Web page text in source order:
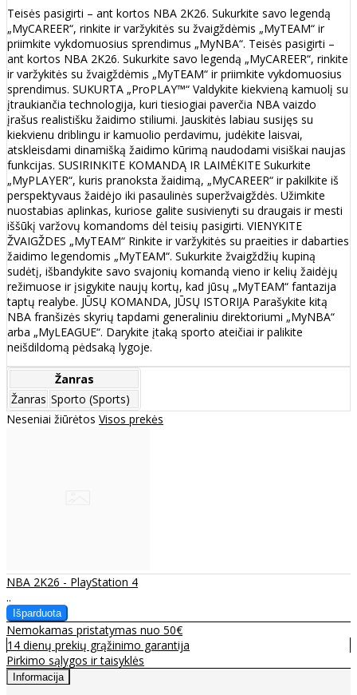
Teisės pasigirti – ant kortos NBA 2K26. Sukurkite savo legendą
„MyCAREER“, rinkite ir varžykitės su žvaigždėmis „MyTEAM“ ir
priimkite vykdomuosius sprendimus „MyNBA“. Teisės pasigirti –
ant kortos NBA 2K26. Sukurkite savo legendą „MyCAREER“, rinkite
ir varžykitės su žvaigždėmis „MyTEAM“ ir priimkite vykdomuosius
sprendimus. SUKURTA „ProPLAY™“ Valdykite kiekvieną kamuolį su
įtraukiančia technologija, kuri tiesiogiai paverčia NBA vaizdo
įrašus realistišku žaidimo stiliumi. Jauskitės labiau susijęs su
kiekvienu driblingu ir kamuolio perdavimu, judėkite laisvai,
atskleisdami dinamišką žaidimo kūrimą naudodami visiškai naujas
funkcijas. SUSIRINKITE KOMANDĄ IR LAIMĖKITE Sukurkite
„MyPLAYER“, kuris pranoksta žaidimą, „MyCAREER“ ir pakilkite iš
perspektyvaus žaidėjo iki pasaulinės superžvaigždės. Užimkite
nuostabias aplinkas, kuriose galite susivienyti su draugais ir mesti
iššūkį varžovų komandoms dėl teisių pasigirti. VIENYKITE
ŽVAIGŽDES „MyTEAM“ Rinkite ir varžykitės su praeities ir dabarties
žaidimo legendomis „MyTEAM“. Sukurkite žvaigždžių kupiną
sudėtį, išbandykite savo svajonių komandą vieno ir kelių žaidėjų
režimuose ir įsigykite naujų kortų, kad jūsų „MyTEAM“ fantazija
taptų realybe. JŪSŲ KOMANDA, JŪSŲ ISTORIJA Parašykite kitą
NBA franšizės skyrių tapdami generaliniu direktoriumi „MyNBA“
arba „MyLEAGUE“. Darykite įtaką sporto ateičiai ir palikite
neišdildomą pėdsaką lygoje.
Žanras
Žanras Sporto (Sports)
Neseniai žiūrėtos Visos prekės
NBA 2K26 - PlayStation 4
..
Nemokamas pristatymas nuo 50€
14 dienų prekių grąžinimo garantija
Pirkimo sąlygos ir taisyklės
Informacija